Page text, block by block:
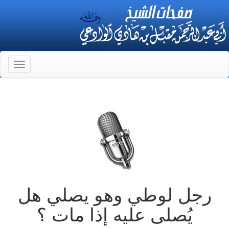
رجل لوطي وهو يصلي هل
يُصلى عليه إذا مات ؟